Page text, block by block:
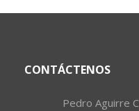
CONTÁCTENOS
Pedro Aguirre